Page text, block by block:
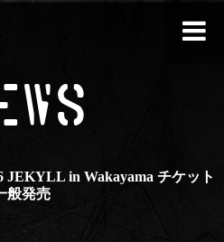
JEKYLL in Wakayama チケット
般発売